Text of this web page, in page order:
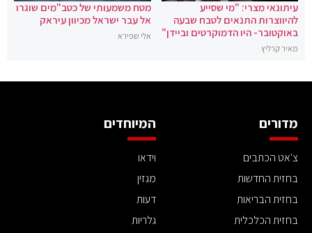
עיתונאי מצרי: "מי שסייע
להיווצרות התנאים לטבח שבעה
באוקטובר- היו הדמוקרטים וביידן"
מאיר קרליץ
מטח משמעותי של כטב"מים שוגרו
אל עבר ישראל מכיוון עיראק
אלי שפירא
מדורים
צ'אט הכתבים
בחזית החדשות
בחזית הבריאות
בחזית הכלכלית
המיוחדים
וידאו
מגזין
דעות
גלריות